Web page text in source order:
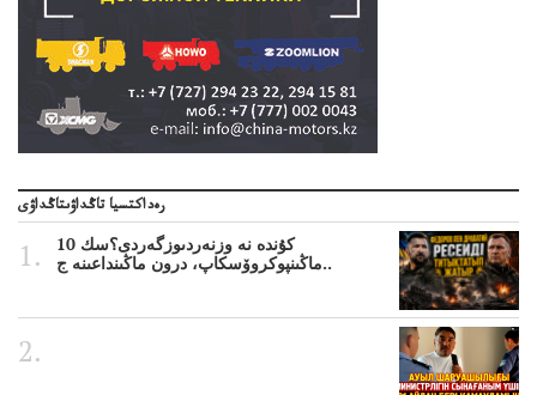
رەداكتسيا تاڭداۋىتاڭداۋى
10 كۇندە نە وزنەردىوزگەردى؟سك
ماڭىنپوكروۆسكاپ، درون ماڭىنداعىنە ج..